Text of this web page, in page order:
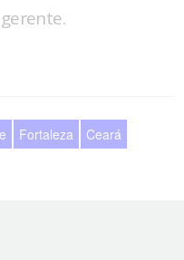
Fortaleza Ceará